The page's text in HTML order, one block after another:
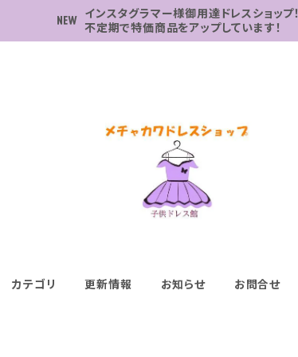
インスタグラマー様御用達ドレスショップ！
不定期で特価商品をアップしています！
カテゴリ 更新情報 お知らせ お問合せ